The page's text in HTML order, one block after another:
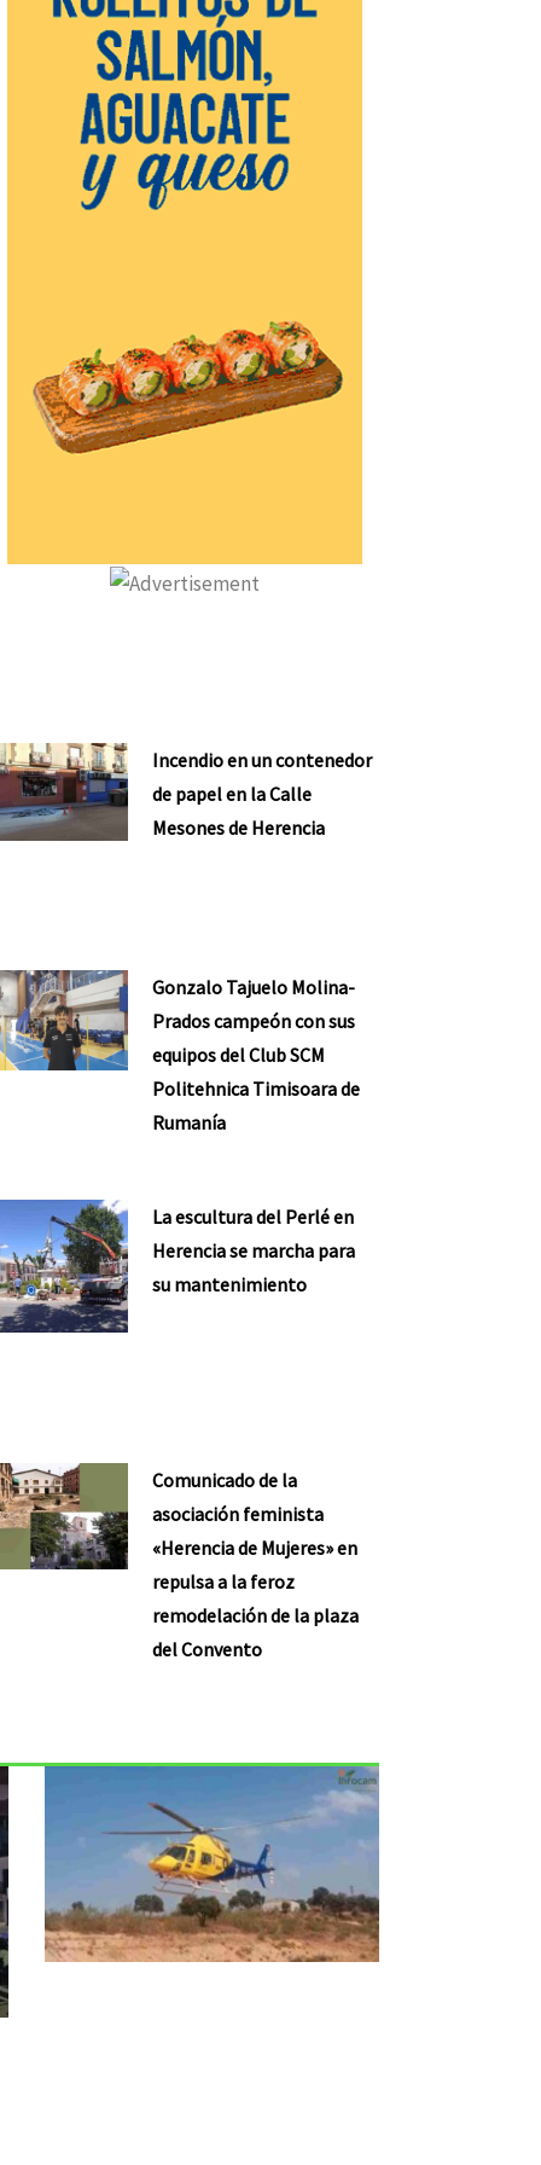
Incendio en un contenedor
de papel en la Calle
Mesones de Herencia
Gonzalo Tajuelo Molina-
Prados campeón con sus
equipos del Club SCM
Politehnica Timisoara de
Rumanía
La escultura del Perlé en
Herencia se marcha para
su mantenimiento
Comunicado de la
asociación feminista
«Herencia de Mujeres» en
repulsa a la feroz
remodelación de la plaza
del Convento